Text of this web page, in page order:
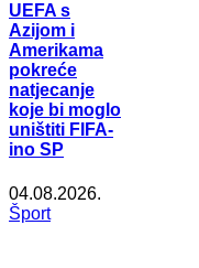
UEFA s
Azijom i
Amerikama
pokreće
natjecanje
koje bi moglo
uništiti FIFA-
ino SP
04.08.2026.
Šport